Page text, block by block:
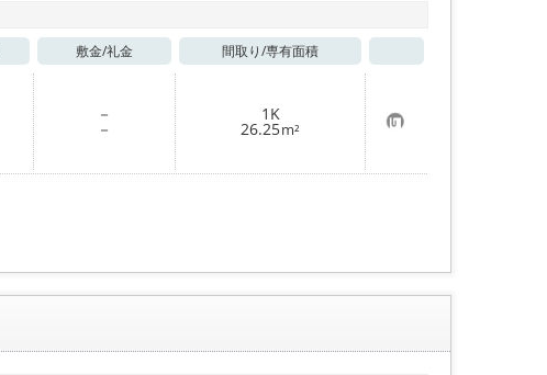
敷金/礼金 間取り/専有面積
－
－
1K
26.25m² お
気
に
入